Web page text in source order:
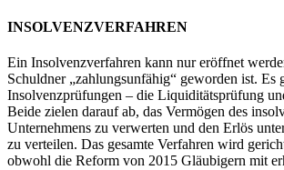
INSOLVENZVERFAHREN
Ein Insolvenzverfahren kann nur eröffnet
Schuldner „zahlungsunfähig“ geworden ist. Es
Insolvenzprüfungen – die Liquiditätsprüfung
Beide zielen darauf ab, das Vermögen des
Unternehmens zu verwerten und den Erlös
zu verteilen. Das gesamte Verfahren wird
obwohl die Reform von 2015 Gläubigern mit